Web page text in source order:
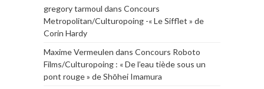
gregory tarmoul dans Concours
Metropolitan/Culturopoing -« Le Sifflet » de
Corin Hardy
Maxime Vermeulen dans Concours Roboto
Films/Culturopoing : « De l’eau tiède sous un
pont rouge » de Shōhei Imamura